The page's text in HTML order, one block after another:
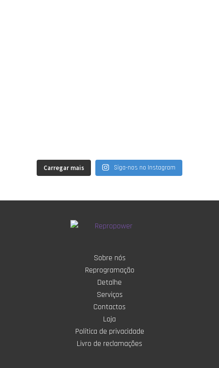
Carregar mais Siga-nos no Instagram
Sobre nós
Reprogramação
Detalhe
Serviços
Contactos
Loja
Política de privacidade
Livro de reclamações